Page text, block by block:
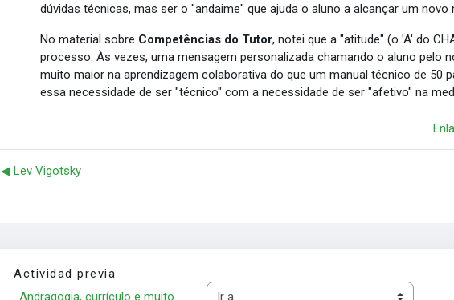
dúvidas técnicas, mas ser o "andaime" que ajuda o aluno a alcançar um novo
No material sobre Competências do Tutor, notei que a "atitude" (o 'A' do
processo. Às vezes, uma mensagem personalizada chamando o aluno pelo
muito maior na aprendizagem colaborativa do que um manual técnico de 50
essa necessidade de ser "técnico" com a necessidade de ser "afetivo" na
◀︎ Lev Vigotsky
Actividad previa
Andragogia, currículo e muito